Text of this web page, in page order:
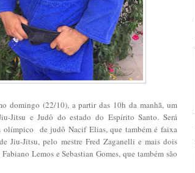
domingo (22/10), a partir das 10h da manhã, um
Jitsu e Judô do estado do Espírito Santo. Será
olímpico de judô Nacif Elias, que também é faixa
Jiu-Jitsu, pelo mestre Fred Zaganelli e mais dois
Lemos e Sebastian Gomes, que também são